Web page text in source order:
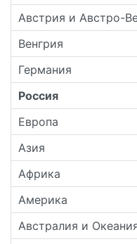
Австрия и Австро-
Венгрия
Германия
Россия
Европа
Азия
Африка
Америка
Австралия и